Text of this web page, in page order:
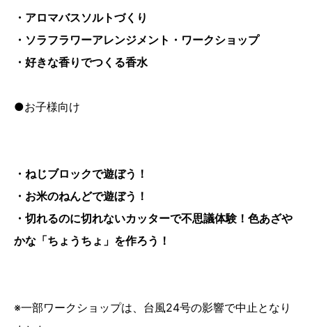
・アロマバスソルトづくり
・ソラフラワーアレンジメント・ワークショップ
・好きな香りでつくる香水
●お子様向け
・ねじブロックで遊ぼう！
・お米のねんどで遊ぼう！
・切れるのに切れないカッターで不思議体験！色あざや
かな「ちょうちょ」を作ろう！
※一部ワークショップは、台風24号の影響で中止となり